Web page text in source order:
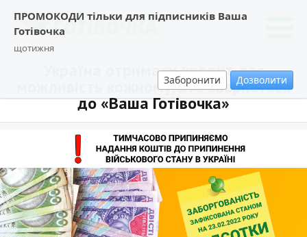
ПРОМОКОДИ тільки для підписників Ваша
Готівочка
щотижня
Заборонити Дозволити
Україна отримати кредит дає
можливість кожному, хто звернеться
до «Ваша Готівочка»